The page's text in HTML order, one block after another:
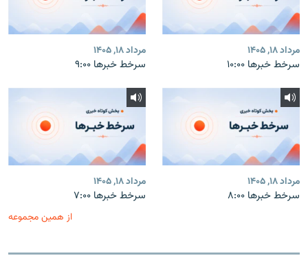
مرداد ۱۸, ۱۴۰۵
سرخط خبرها ۱۰:۰۰
مرداد ۱۸, ۱۴۰۵
سرخط خبرها ۹:۰۰
مرداد ۱۸, ۱۴۰۵
سرخط خبرها ۸:۰۰
مرداد ۱۸, ۱۴۰۵
سرخط خبرها ۷:۰۰
از همین مجموعه